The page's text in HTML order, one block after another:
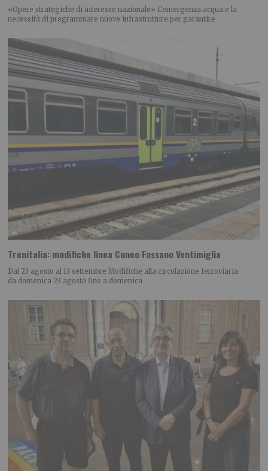
«Opere strategiche di interesse nazionale» L’emergenza acqua e la
necessità di programmare nuove infrastrutture per garantire
Trenitalia: modifiche linea Cuneo Fossano Ventimiglia
Dal 23 agosto al 13 settembre Modifiche alla circolazione ferroviaria
da domenica 23 agosto fino a domenica